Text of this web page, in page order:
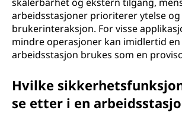
arbeidsstasjoner prioriterer ytelse og
brukerinteraksjon. For visse
mindre operasjoner kan imidlertid
arbeidsstasjon brukes som en
Hvilke
se etter i en